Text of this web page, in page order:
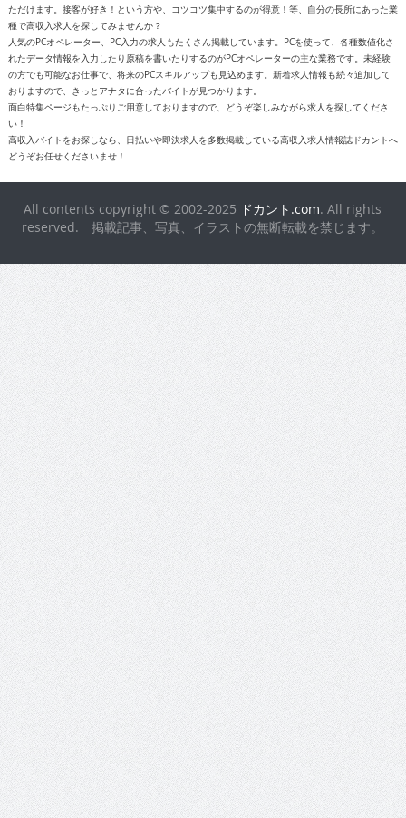
ただけます。接客が好き！という方や、コツコツ集中するのが得意！等、自分の長所にあった業
種で高収入求人を探してみませんか？
人気のPCオペレーター、PC入力の求人もたくさん掲載しています。PCを使って、各種数値化さ
れたデータ情報を入力したり原稿を書いたりするのがPCオペレーターの主な業務です。未経験
の方でも可能なお仕事で、将来のPCスキルアップも見込めます。新着求人情報も続々追加して
おりますので、きっとアナタに合ったバイトが見つかります。
面白特集ページもたっぷりご用意しておりますので、どうぞ楽しみながら求人を探してくださ
い！
高収入バイトをお探しなら、日払いや即決求人を多数掲載している高収入求人情報誌ドカントへ
どうぞお任せくださいませ！
All contents copyright © 2002-2025 ドカント.com. All rights
reserved. 掲載記事、写真、イラストの無断転載を禁じます。